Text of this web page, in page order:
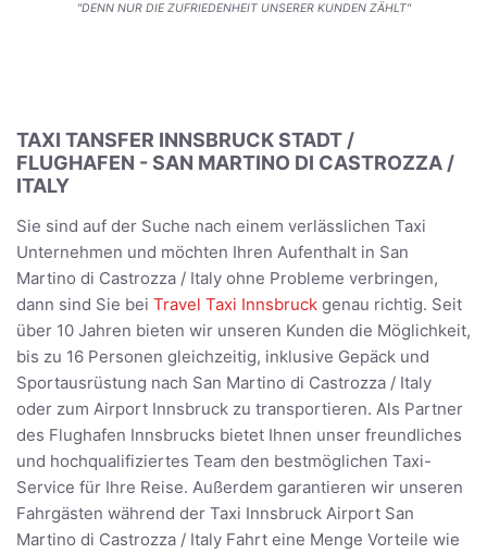
"DENN NUR DIE ZUFRIEDENHEIT UNSERER KUNDEN ZÄHLT"
TAXI TANSFER INNSBRUCK STADT /
FLUGHAFEN - SAN MARTINO DI CASTROZZA /
ITALY
Sie sind auf der Suche nach einem verlässlichen Taxi
Unternehmen und möchten Ihren Aufenthalt in San
Martino di Castrozza / Italy ohne Probleme verbringen,
dann sind Sie bei Travel Taxi Innsbruck genau richtig. Seit
über 10 Jahren bieten wir unseren Kunden die Möglichkeit,
bis zu 16 Personen gleichzeitig, inklusive Gepäck und
Sportausrüstung nach San Martino di Castrozza / Italy
oder zum Airport Innsbruck zu transportieren. Als Partner
des Flughafen Innsbrucks bietet Ihnen unser freundliches
und hochqualifiziertes Team den bestmöglichen Taxi-
Service für Ihre Reise. Außerdem garantieren wir unseren
Fahrgästen während der Taxi Innsbruck Airport San
Martino di Castrozza / Italy Fahrt eine Menge Vorteile wie